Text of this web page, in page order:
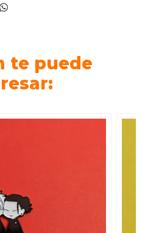
te puede